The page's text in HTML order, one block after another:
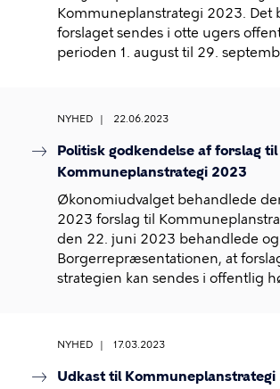
Kommuneplanstrategi 2023. Det
forslaget sendes i otte ugers
perioden 1. august til 29.
NYHED 22.06.2023
Politisk godkendelse af forslag til
Kommuneplanstrategi 2023
Økonomiudvalget behandlede
2023 forslag til
den 22. juni 2023 behandlede
Borgerrepræsentationen, at
strategien kan sendes i offentlig
NYHED 17.03.2023
Udkast til